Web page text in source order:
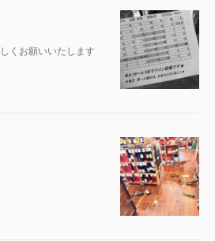
くお願いいたします